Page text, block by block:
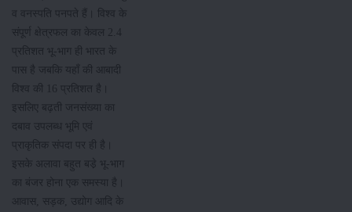
व वनस्पति पनपते हैं। विश्व के
संपूर्ण क्षेत्रफल का केवल 2.4
प्रतिशत भू-भाग ही भारत के
पास है जबकि यहाँ की आबादी
विश्व की 16 प्रतिशत है।
इसलिए बढ़ती जनसंख्या का
दबाव उपलब्ध भूमि एवं
प्राकृतिक संपदा पर ही है।
इसके अलावा बहुत बडे़ भू-भाग
का बंजर होना एक समस्या है।
आवास, सड़क, उद्योग आदि के